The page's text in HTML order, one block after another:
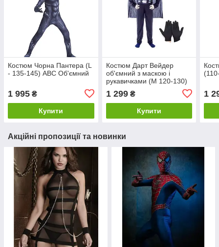
Костюм Чорна Пантера (L
- 135-145) ABC Об'ємний
1 995 ₴
Купити
Костюм Дарт Вейдер
об'ємний з маскою і
рукавичками (М 120-130)
1 299₴
Купити
1
Акційні пропозиції та новинки